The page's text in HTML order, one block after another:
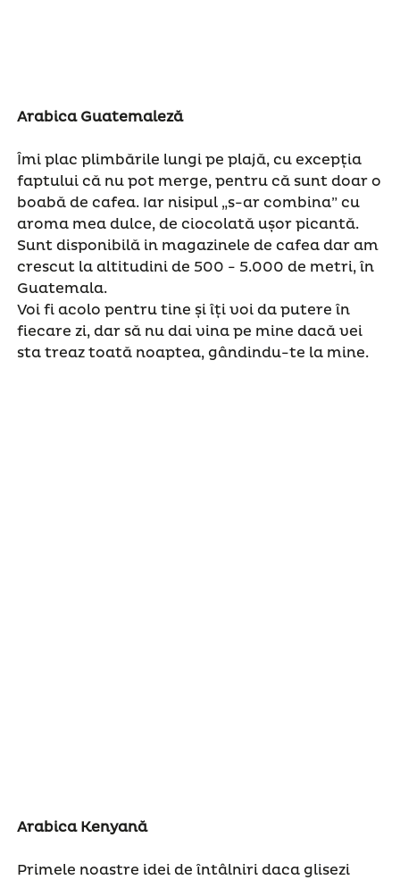
Arabica Guatemaleză
Îmi plac plimbările lungi pe plajă, cu excepția
faptului că nu pot merge, pentru că sunt doar o
boabă de cafea. Iar nisipul „s-ar combina” cu
aroma mea dulce, de ciocolată ușor picantă.
Sunt disponibilă in magazinele de cafea dar am
crescut la altitudini de 500 - 5.000 de metri, în
Guatemala.
Voi fi acolo pentru tine și îți voi da putere în
fiecare zi, dar să nu dai vina pe mine dacă vei
sta treaz toată noaptea, gândindu-te la mine.
Arabica Kenyană
Primele noastre idei de întâlniri daca glisezi